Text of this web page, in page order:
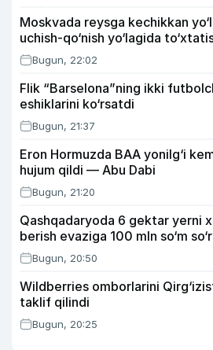
Moskvada reysga kechikkan
uchish-qo‘nish yo‘lagida
Bugun, 22:02
Flik “Barselona”ning ikki
eshiklarini ko‘rsatdi
Bugun, 21:37
Eron Hormuzda BAA yonilg‘i
hujum qildi — Abu Dabi
Bugun, 21:20
Qashqadaryoda 6 gektar yerni
berish evaziga 100 mln so‘m
Bugun, 20:50
Wildberries omborlarini
taklif qilindi
Bugun, 20:25